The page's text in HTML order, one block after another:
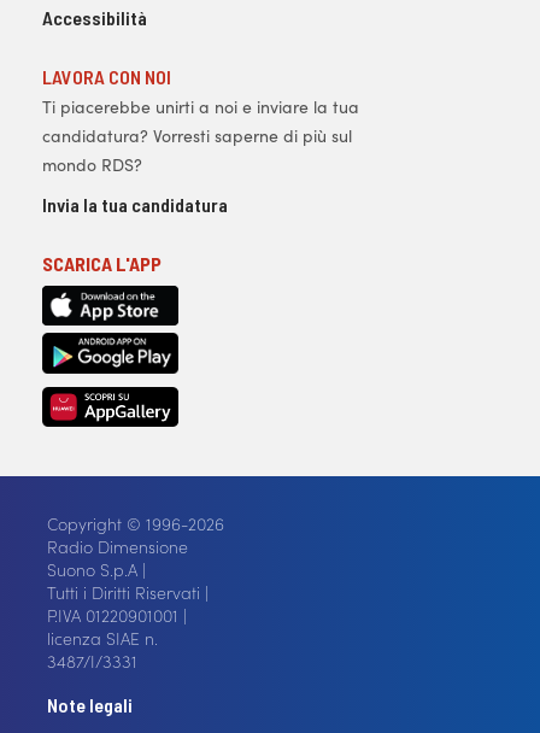
Accessibilità
LAVORA CON NOI
Ti piacerebbe unirti a noi e inviare la tua
candidatura? Vorresti saperne di più sul
mondo RDS?
Invia la tua candidatura
SCARICA L'APP
Copyright © 1996-2026
Radio Dimensione
Suono S.p.A |
Tutti i Diritti Riservati |
P.IVA 01220901001 |
licenza SIAE n.
3487/I/3331
Note legali